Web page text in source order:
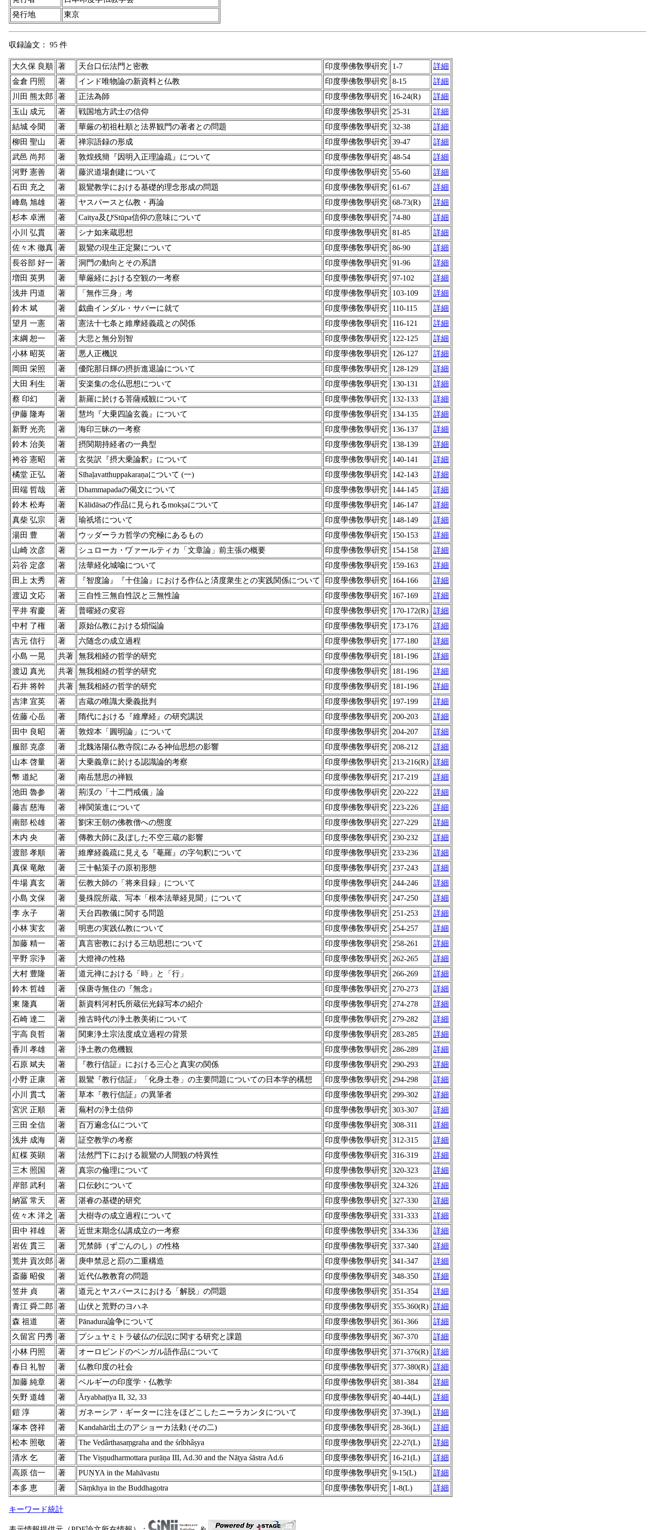
発行地
東京
収録論文： 95 件
大久保 良順 著 天台口伝法門と密教 印度學佛敎學硏究 1-7
詳細
金倉 円照
著 インド唯物論の新資料と仏教 印度學佛敎學硏究 8-15
詳細
川田 熊太郎
著 正法為師 印度學佛敎學硏究 16-24(R)
詳細
玉山 成元
著 戦国地方武士の信仰 印度學佛敎學硏究 25-31
詳細
結城 令聞
著 華厳の初祖杜順と法界観門の著者との問題 印度學佛敎學硏究 32-38
詳細
柳田 聖山
著 禅宗語録の形成 印度學佛敎學硏究 39-47
詳細
武邑 尚邦
著 敦煌残簡『因明入正理論疏』について 印度學佛敎學硏究 48-54
詳細
河野 憲善
著 藤沢道場創建について 印度學佛敎學硏究 55-60
詳細
石田 充之
著 親鸞教学における基礎的理念形成の問題 印度學佛敎學硏究 61-67
詳細
峰島 旭雄
著 ヤスパースと仏教・再論 印度學佛敎學硏究 68-73(R)
詳細
杉本 卓洲
著 Caitya及びStūpa信仰の意味について 印度學佛敎學硏究 74-80
詳細
小川 弘貫
著 シナ如来蔵思想 印度學佛敎學硏究 81-85
詳細
佐々木 徹真 著 親鸞の現生正定聚について 印度學佛敎學硏究 86-90
詳細
長谷部 好一
著 洞門の動向とその系譜 印度學佛敎學硏究 91-96
詳細
増田 英男
著 華厳経における空観の一考察 印度學佛敎學硏究 97-102
詳細
浅井 円道
著 「無作三身」考 印度學佛敎學硏究 103-109
詳細
鈴木 斌
著 戯曲インダル・サバーに就て 印度學佛敎學硏究 110-115
詳細
望月 一憲
著 憲法十七条と維摩経義疏との関係 印度學佛敎學硏究 116-121
詳細
末綱 恕一
著 大悲と無分別智 印度學佛敎學硏究 122-125
詳細
小林 昭英
著 悪人正機説 印度學佛敎學硏究 126-127
詳細
岡田 栄照
著 優陀那日輝の摂折進退論について 印度學佛敎學硏究 128-129
詳細
大田 利生
著 安楽集の念仏思想について 印度學佛敎學硏究 130-131
詳細
蔡 印幻
著 新羅に於ける菩薩戒観について 印度學佛敎學硏究 132-133
詳細
伊藤 隆寿
著 慧均『大乗四論玄義』について 印度學佛敎學硏究 134-135
詳細
新野 光亮
著 海印三昧の一考察 印度學佛敎學硏究 136-137
詳細
鈴木 治美
著 摂関期持経者の一典型 印度學佛敎學硏究 138-139
詳細
袴谷 憲昭
著 玄奘訳『摂大乗論釈』について 印度學佛敎學硏究 140-141
詳細
橘堂 正弘
著 Sīhaḷavatthuppakaraṇaについて (一) 印度學佛敎學硏究 142-143
詳細
田端 哲哉
著 Dhammapadaの偈文について 印度學佛敎學硏究 144-145
詳細
鈴木 松寿
著 Kālidāsaの作品に見られるmokṣaについて 印度學佛敎學硏究 146-147
詳細
真柴 弘宗
著 瑜祇塔について 印度學佛敎學硏究 148-149
詳細
湯田 豊
著 ウッダーラカ哲学の究極にあるもの 印度學佛敎學硏究 150-153
詳細
山崎 次彦
著 シュローカ・ヷァールティカ「文章論」前主張の概要 印度學佛敎學硏究 154-158
詳細
苅谷 定彦
著 法華経化城喩について 印度學佛敎學硏究 159-163
詳細
田上 太秀
著 『智度論』『十住論』における作仏と済度衆生との実践関係について 印度學佛敎學硏究 164-166
詳細
渡辺 文応
著 三自性三無自性説と三無性論 印度學佛敎學硏究 167-169
詳細
平井 宥慶
著 普曜経の変容 印度學佛敎學硏究 170-172(R) 詳細
中村 了権
著 原始仏教における煩悩論 印度學佛敎學硏究 173-176
詳細
吉元 信行
著 六随念の成立過程 印度學佛敎學硏究 177-180
詳細
小島 一晃
共著 無我相経の哲学的研究 印度學佛敎學硏究 181-196
詳細
渡辺 真光
共著 無我相経の哲学的研究 印度學佛敎學硏究 181-196
詳細
石井 将幹
共著 無我相経の哲学的研究 印度學佛敎學硏究 181-196
詳細
吉津 宜英
著 吉蔵の唯識大乗義批判 印度學佛敎學硏究 197-199
詳細
佐藤 心岳
著 隋代における『維摩経』の研究講説 印度學佛敎學硏究 200-203
詳細
田中 良昭
著 敦煌本「圓明論」について 印度學佛敎學硏究 204-207
詳細
服部 克彦
著 北魏洛陽仏教寺院にみる神仙思想の影響 印度學佛敎學硏究 208-212
詳細
山本 啓量
著 大乗義章に於ける認識論的考察 印度學佛敎學硏究 213-216(R) 詳細
幣 道紀
著 南岳慧思の禅観 印度學佛敎學硏究 217-219
詳細
池田 魯参
著 荊渓の「十二門戒儀」論 印度學佛敎學硏究 220-222
詳細
藤吉 慈海
著 禅関策進について 印度學佛敎學硏究 223-226
詳細
南部 松雄
著 劉宋王朝の佛教僧への態度 印度學佛敎學硏究 227-229
詳細
木内 央
著 傳教大師に及ぼした不空三蔵の影響 印度學佛敎學硏究 230-232
詳細
渡部 孝順
著 維摩経義疏に見える『菴羅』の字句釈について 印度學佛敎學硏究 233-236
詳細
真保 竜敞
著 三十帖策子の原初形態 印度學佛敎學硏究 237-243
詳細
牛場 真玄
著 伝教大師の「将来目録」について 印度學佛敎學硏究 244-246
詳細
小島 文保
著 曼殊院所蔵、写本「根本法華経見聞」について 印度學佛敎學硏究 247-250
詳細
李 永子
著 天台四教儀に関する問題 印度學佛敎學硏究 251-253
詳細
小林 実玄
著 明恵の実践仏教について 印度學佛敎學硏究 254-257
詳細
加藤 精一
著 真言密教における三劫思想について 印度學佛敎學硏究 258-261
詳細
平野 宗浄
著 大燈禅の性格 印度學佛敎學硏究 262-265
詳細
大村 豊隆
著 道元禅における「時」と「行」 印度學佛敎學硏究 266-269
詳細
鈴木 哲雄
著 保唐寺無住の『無念』 印度學佛敎學硏究 270-273
詳細
東 隆真
著 新資料河村氏所蔵伝光録写本の紹介 印度學佛敎學硏究 274-278
詳細
石崎 達二
著 推古時代の浄土教美術について 印度學佛敎學硏究 279-282
詳細
宇高 良哲
著 関東浄土宗法度成立過程の背景 印度學佛敎學硏究 283-285
詳細
香川 孝雄
著 浄土教の危機観 印度學佛敎學硏究 286-289
詳細
石原 斌夫
著 『教行信証』における三心と真実の関係 印度學佛敎學硏究 290-293
詳細
小野 正康
著 親鸞『教行信証』「化身土巻」の主要問題についての日本学的構想 印度學佛敎學硏究 294-298
詳細
小川 貫弌
著 草本『教行信証』の異筆者 印度學佛敎學硏究 299-302
詳細
宮沢 正順
著 蕪村の浄土信仰 印度學佛敎學硏究 303-307
詳細
三田 全信
著 百万遍念仏について 印度學佛敎學硏究 308-311
詳細
浅井 成海
著 証空教学の考察 印度學佛敎學硏究 312-315
詳細
紅楳 英顕
著 法然門下における親鸞の人間観の特異性 印度學佛敎學硏究 316-319
詳細
三木 照国
著 真宗の倫理について 印度學佛敎學硏究 320-323
詳細
岸部 武利
著 口伝鈔について 印度學佛敎學硏究 324-326
詳細
納冨 常天
著 湛睿の基礎的研究 印度學佛敎學硏究 327-330
詳細
佐々木 洋之
著 大樹寺の成立過程について 印度學佛敎學硏究 331-333
詳細
田中 祥雄
著 近世末期念仏講成立の一考察 印度學佛敎學硏究 334-336
詳細
岩佐 貫三
著 咒禁師（ずごんのし）の性格 印度學佛敎學硏究 337-340
詳細
荒井 貢次郎
著 庚申禁忌と罰の二重構造 印度學佛敎學硏究 341-347
詳細
斎藤 昭俊
著 近代仏教教育の問題 印度學佛敎學硏究 348-350
詳細
笠井 貞
著 道元とヤスパースにおける「解脱」の問題 印度學佛敎學硏究 351-354
詳細
青江 舜二郎
著 山伏と荒野のヨハネ 印度學佛敎學硏究 355-360(R) 詳細
森 祖道
著 Pānadura論争について 印度學佛敎學硏究 361-366
詳細
久留宮 円秀
著 プシュヤミトラ破仏の伝説に関する研究と課題 印度學佛敎學硏究 367-370
詳細
小林 円照
著 オーロビンドのベンガル語作品について 印度學佛敎學硏究 371-376(R) 詳細
春日 礼智
著 仏教印度の社会 印度學佛敎學硏究 377-380(R) 詳細
加藤 純章
著 ベルギーの印度学・仏教学 印度學佛敎學硏究 381-384
詳細
矢野 道雄
著 Āryabhaṭīya II, 32, 33 印度學佛敎學硏究 40-44(L)
詳細
鎧 淳
著 ガネーシア・ギーターに注をほどこしたニーラカンタについて 印度學佛敎學硏究 37-39(L)
詳細
塚本 啓祥
著 Kandahār出土のアショーカ法勅 (その二) 印度學佛敎學硏究 28-36(L)
詳細
松本 照敬
著 The Vedârthasaṃgraha and the śrîbhâṣya 印度學佛敎學硏究 22-27(L)
詳細
清水 乞
著 The Viṣṇudharmottara purāṇa III, Ad.30 and the Nāṭya śāstra Ad.6 印度學佛敎學硏究 16-21(L)
詳細
高原 信一
著 PUṆYA in the Mahāvastu 印度學佛敎學硏究 9-15(L)
詳細
本多 恵
著 Sāṃkhya in the Buddhagotra 印度學佛敎學硏究 1-8(L) 詳細
キーワード統計